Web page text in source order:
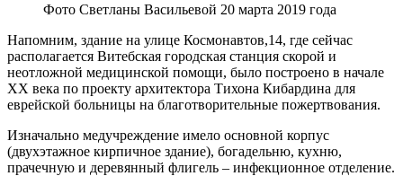
Фото Светланы Васильевой 20 марта 2019 года
Напомним, здание на улице Космонавтов,14, где сейчас
располагается Витебская городская станция скорой и
неотложной медицинской помощи, было построено в начале
ХХ века по проекту архитектора Тихона Кибардина для
еврейской больницы на благотворительные пожертвования.
Изначально медучреждение имело основной корпус
(двухэтажное кирпичное здание), богадельню, кухню,
прачечную и деревянный флигель – инфекционное отделение.